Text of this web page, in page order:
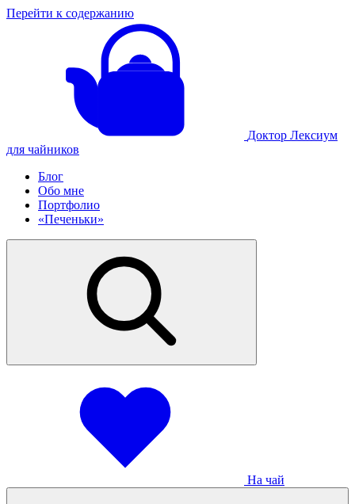
Перейти к содержанию
Доктор Лексиум
для чайников
Блог
Обо мне
Портфолио
«Печеньки»
На чай